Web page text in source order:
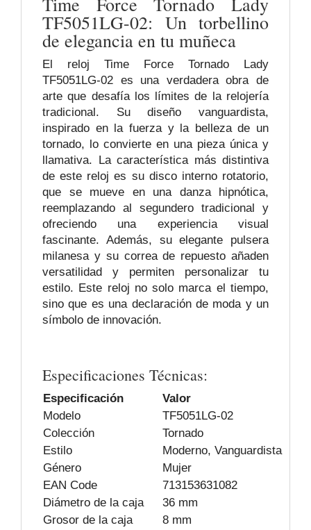
TF5051LG-02: Un torbellino
de elegancia en tu muñeca
El reloj Time Force Tornado Lady
TF5051LG-02 es una verdadera obra de
arte que desafía los límites de la relojería
tradicional. Su diseño vanguardista,
inspirado en la fuerza y la belleza de un
tornado, lo convierte en una pieza única y
llamativa. La característica más distintiva
de este reloj es su disco interno rotatorio,
que se mueve en una danza hipnótica,
reemplazando al segundero tradicional y
ofreciendo una experiencia visual
fascinante. Además, su elegante pulsera
milanesa y su correa de repuesto añaden
versatilidad y permiten personalizar tu
estilo. Este reloj no solo marca el tiempo,
sino que es una declaración de moda y un
símbolo de innovación.
Especificaciones Técnicas:
Especificación
Valor
Modelo
TF5051LG-02
Colección
Tornado
Estilo
Moderno, Vanguardista
Género
Mujer
EAN Code
713153631082
Diámetro de la caja
36 mm
Grosor de la caja
8 mm